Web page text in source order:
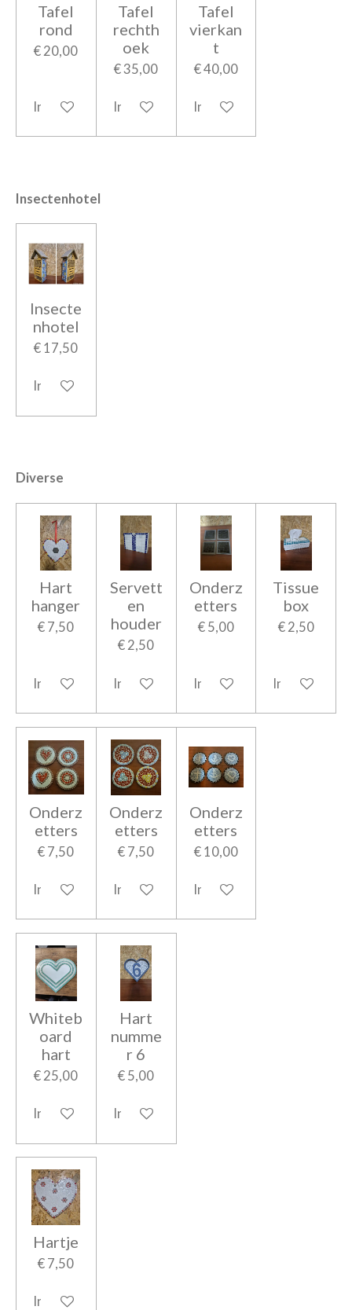
Tafel
rond
€ 20,00
In winkelwagen
Tafel
rechth
oek
€ 35,00
In winkelwagen
Tafel
vierkan
t
€ 40,00
In winkelwagen
Insectenhotel
Insecte
nhotel
€ 17,50
In winkelwagen
Diverse
Hart
hanger
€ 7,50
In winkelwagen
Servett
en
houder
€ 2,50
In winkelwagen
Onderz
etters
€ 5,00
In winkelwagen
Tissue
box
€ 2,50
In
Onderz
etters
€ 7,50
In winkelwagen
Onderz
etters
€ 7,50
In winkelwagen
Onderz
etters
€ 10,00
In winkelwagen
Whiteb
oard
hart
€ 25,00
In winkelwagen
Hart
numme
r 6
€ 5,00
In winkelwagen
Hartje
€ 7,50
In winkelwagen